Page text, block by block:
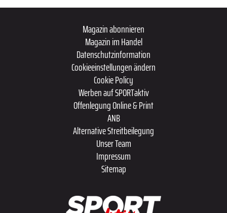
Magazin abonnieren
Magazin im Handel
Datenschutzinformation
Cookieeinstellungen ändern
Cookie Policy
Werben auf SPORTaktiv
Offenlegung Online & Print
ANB
Alternative Streitbeilegung
Unser Team
Impressum
Sitemap